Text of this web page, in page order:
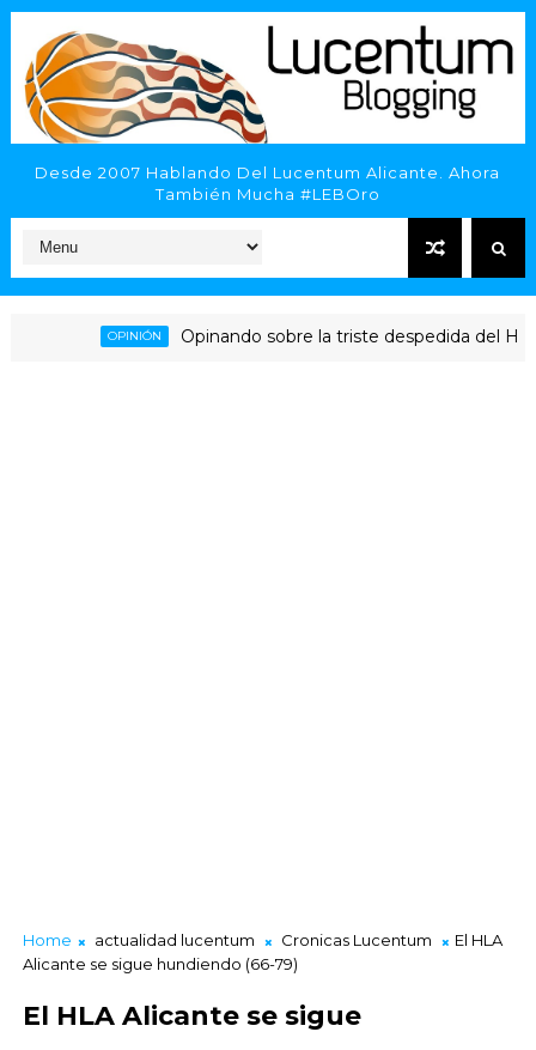
Desde 2007 Hablando Del Lucentum Alicante. Ahora
También Mucha #LEBOro
Opinando sobre la triste despedida del HLA
Home actualidad lucentum Cronicas Lucentum
El HLA
Alicante se sigue hundiendo (66-79)
El HLA Alicante se sigue